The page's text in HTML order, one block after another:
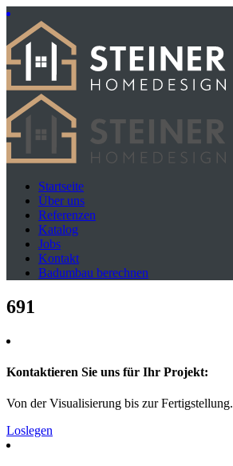
Startseite
Über uns
Referenzen
Katalog
Jobs
Kontakt
Badumbau berechnen
691
Kontaktieren Sie uns für Ihr Projekt:
Von der Visualisierung bis zur Fertigstellung.
Loslegen